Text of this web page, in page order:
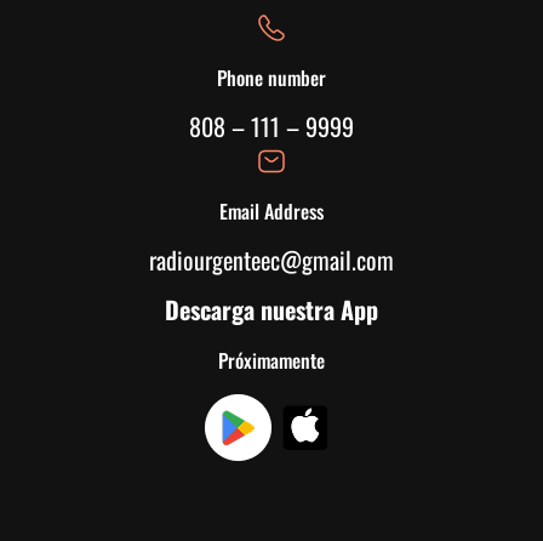
Phone number
808 – 111 – 9999
Email Address
radiourgenteec@gmail.com
Descarga nuestra App
Próximamente